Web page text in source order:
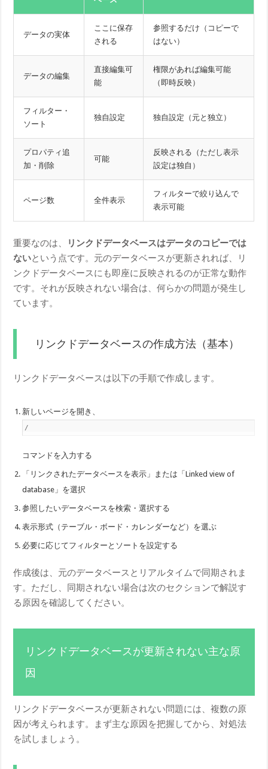
データの実体
ここに保存
される
参照するだけ（コピーで
はない）
データの編集
直接編集可
能
権限があれば編集可能
（即時反映）
フィルター・
ソート
独自設定 独自設定（元と独立）
プロパティ追
加・削除
可能
反映される（ただし表示
設定は独自）
ページ数 全件表示
フィルターで絞り込んで
表示可能
重要なのは、
リンクドデータベースはデータのコピーでは
ないという点です。元のデータベースが更新されれば、リ
ンクドデータベースにも即座に反映されるのが正常な動作
です。それが反映されない場合は、何らかの問題が発生し
ています。
リンクドデータベースの作成方法（基本）
リンクドデータベースは以下の手順で作成します。
新しいページを開き、
/
コマンドを入力する
「リンクされたデータベースを表示」または「Linked view of
database」を選択
参照したいデータベースを検索・選択する
表示形式（テーブル・ボード・カレンダーなど）を選ぶ
必要に応じてフィルターとソートを設定する
作成後は、元のデータベースとリアルタイムで同期されま
す。ただし、同期されない場合は次のセクションで解説す
る原因を確認してください。
リンクドデータベースが更新されない主な原
因
リンクドデータベースが更新されない問題には、複数の原
因が考えられます。まず主な原因を把握してから、対処法
を試しましょう。